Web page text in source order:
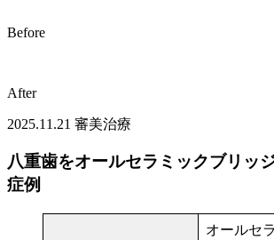
Before
After
2025.11.21 審美治療
八重歯をオールセラミックブリッ
症例
オールセ